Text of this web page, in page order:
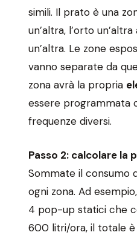
simili. Il prato è una
un’altra, l’orto
un’altra. Le zone
vanno separate da
zona avrà la propria
essere programmata
frequenze diversi.
Passo 2: calcolare la
Sommate il consumo
ogni zona. Ad
4 pop-up statici che
600 litri/ora, il totale